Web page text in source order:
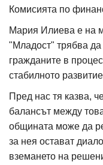
Комисията по
Мария Илиева е на
"Младост" трябва
гражданите в
стабилното
Пред нас тя казва,
балансът между
общината може да
за нея остават
вземането на